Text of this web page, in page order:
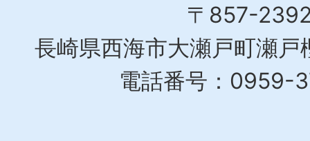
〒857-
長崎県西海市大瀬戸町瀬
電話番号：0959-